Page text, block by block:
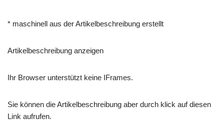
* maschinell aus der Artikelbeschreibung erstellt
Artikelbeschreibung anzeigen
Ihr Browser unterstützt keine IFrames.
Sie können die Artikelbeschreibung aber durch klick auf diesen
Link aufrufen.